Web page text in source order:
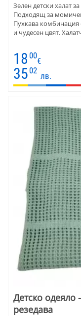
Зелен детски халат
Подходящ за
Пухкава комбинация
и чудесен цвят.
18 00
€
35 02
лв.
Детско одеяло
резедава